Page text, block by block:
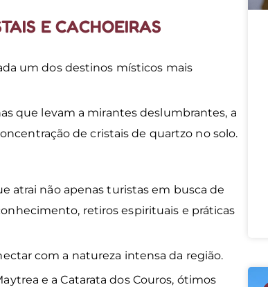
E CACHOEIRAS
um dos destinos místicos mais
que levam a mirantes deslumbrantes, a
de cristais de quartzo no solo.
atrai não apenas turistas em busca de
retiros espirituais e práticas
com a natureza intensa da região.
e a Catarata dos Couros, ótimos